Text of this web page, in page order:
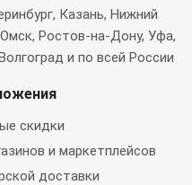
Казань, Нижний
Ростов-на-Дону, Уфа,
и по всей России
скидки
и маркетплейсов
доставки